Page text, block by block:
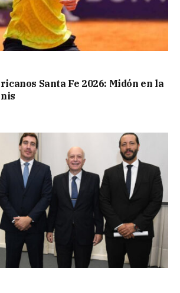
Santa Fe 2026: Midón en la